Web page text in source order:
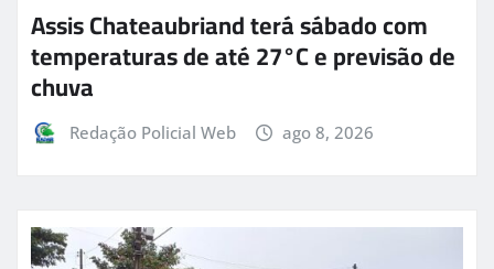
Assis Chateaubriand terá sábado com
temperaturas de até 27°C e previsão de
chuva
Redação Policial Web ago 8, 2026